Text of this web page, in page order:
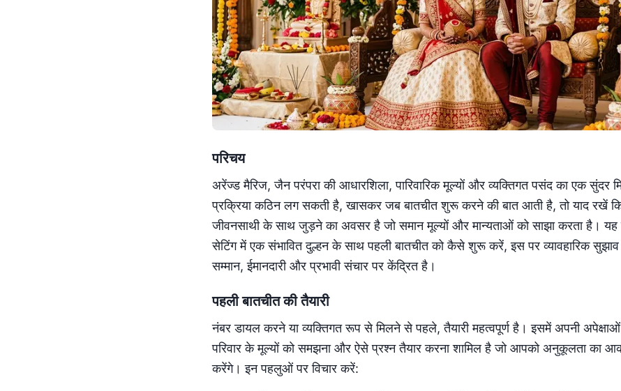
परिचय
अरेंज्ड मैरिज, जैन परंपरा की आधारशिला, पारिवारिक मूल्यों और व्यक्तिगत पसंद का एक सुंदर
प्रक्रिया कठिन लग सकती है, खासकर जब बातचीत शुरू करने की बात आती है, तो याद रखें
जीवनसाथी के साथ जुड़ने का अवसर है जो समान मूल्यों और मान्यताओं को साझा करता है।
सेटिंग में एक संभावित दुल्हन के साथ पहली बातचीत को कैसे शुरू करें, इस पर व्यावहारिक सुझाव
सम्मान, ईमानदारी और प्रभावी संचार पर केंद्रित है।
पहली बातचीत की तैयारी
नंबर डायल करने या व्यक्तिगत रूप से मिलने से पहले, तैयारी महत्वपूर्ण है। इसमें अपनी
परिवार के मूल्यों को समझना और ऐसे प्रश्न तैयार करना शामिल है जो आपको अनुकूलता का
करेंगे। इन पहलुओं पर विचार करें: